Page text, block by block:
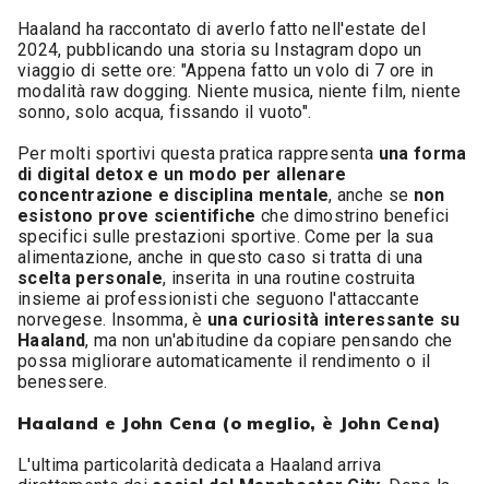
Haaland ha raccontato di averlo fatto nell'estate del
2024, pubblicando una storia su Instagram dopo un
viaggio di sette ore: "Appena fatto un volo di 7 ore in
modalità raw dogging. Niente musica, niente film, niente
sonno, solo acqua, fissando il vuoto".
Per molti sportivi questa pratica rappresenta una forma
di digital detox e un modo per allenare
concentrazione e disciplina mentale, anche se non
esistono prove scientifiche che dimostrino benefici
specifici sulle prestazioni sportive. Come per la sua
alimentazione, anche in questo caso si tratta di una
scelta personale, inserita in una routine costruita
insieme ai professionisti che seguono l'attaccante
norvegese. Insomma, è una curiosità interessante su
Haaland, ma non un'abitudine da copiare pensando che
possa migliorare automaticamente il rendimento o il
benessere.
Haaland e John Cena (o meglio, è John Cena)
L'ultima particolarità dedicata a Haaland arriva